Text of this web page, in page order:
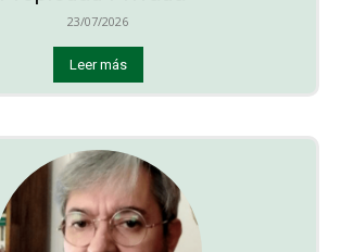
23/07/2026
Leer más